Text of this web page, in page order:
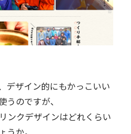
デザイン的にもかっこいい
うのですが、
ンクデザインはどれくらい